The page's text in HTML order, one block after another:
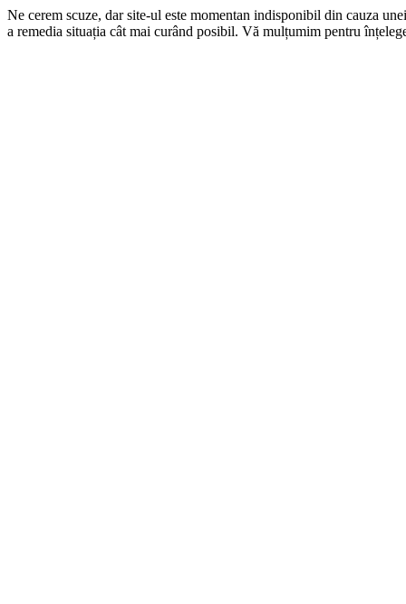
Ne cerem scuze, dar site-ul este momentan indisponibil din cauza
a remedia situația cât mai curând posibil. Vă mulțumim pentru